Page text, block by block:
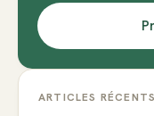
ARTICLES RÉCENTS